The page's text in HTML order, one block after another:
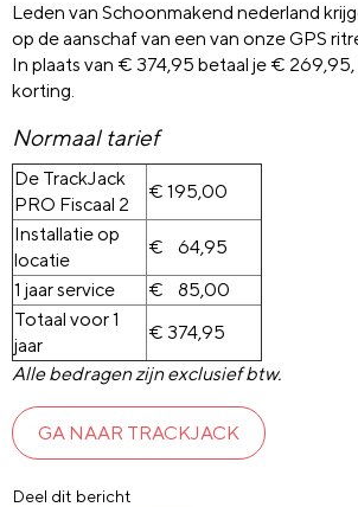
Leden van Schoonmakend nederland
op de aanschaf van een van onze GPS
In plaats van € 374,95 betaal je € 269,95,
korting.
Normaal tarief
De TrackJack
PRO Fiscaal 2
€ 195,00
Installatie op
locatie
€ 64,95
1 jaar service
€ 85,00
Totaal voor 1
jaar
€ 374,95
Alle bedragen zijn exclusief btw.
GA NAAR TRACKJACK
Deel dit bericht